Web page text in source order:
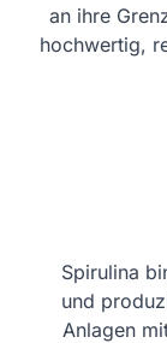
an ihre
hochwertig,
Spirulina
und
Anlagen